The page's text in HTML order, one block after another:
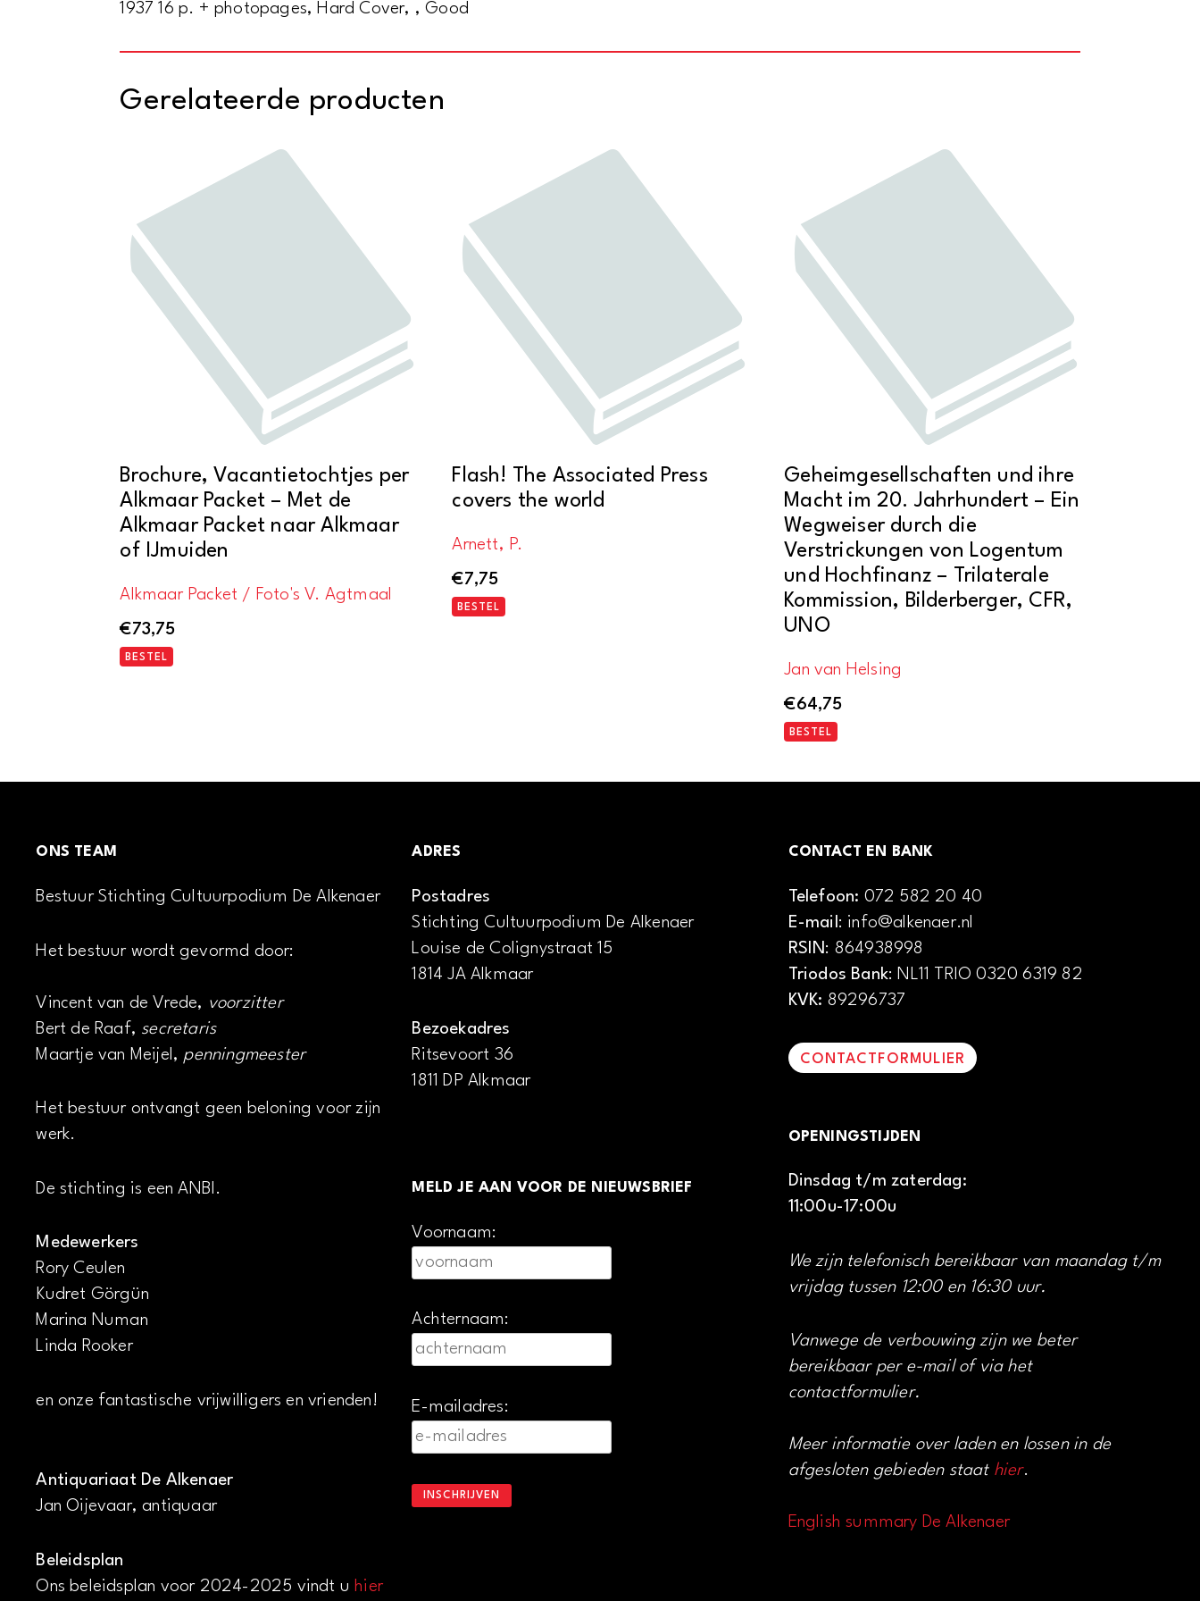
1937 16 p. + photopages, Hard Cover, , Good
Gerelateerde producten
Brochure, Vacantietochtjes per
Alkmaar Packet – Met de
Alkmaar Packet naar Alkmaar
of IJmuiden
Alkmaar Packet / Foto's V. Agtmaal
€73,75
BESTEL
Flash! The Associated Press
covers the world
Arnett, P.
€7,75
BESTEL
Geheimgesellschaften und ihre
Macht im 20. Jahrhundert – Ein
Wegweiser durch die
Verstrickungen von Logentum
und Hochfinanz – Trilaterale
Kommission, Bilderberger, CFR,
UNO
Jan van Helsing
€64,75
BESTEL
ONS TEAM
Bestuur Stichting Cultuurpodium De Alkenaer
Het bestuur wordt gevormd door:
Vincent van de Vrede, voorzitter
Bert de Raaf, secretaris
Maartje van Meijel, penningmeester
Het bestuur ontvangt geen beloning voor zijn
werk.
De stichting is een ANBI.
Medewerkers
Rory Ceulen
Kudret Görgün
Marina Numan
Linda Rooker
en onze fantastische vrijwilligers en vrienden!
Antiquariaat De Alkenaer
Jan Oijevaar, antiquaar
Beleidsplan
Ons beleidsplan voor 2024-2025 vindt u hier
ADRES
Postadres
Stichting Cultuurpodium De Alkenaer
Louise de Colignystraat 15
1814 JA Alkmaar
Bezoekadres
Ritsevoort 36
1811 DP Alkmaar
MELD JE AAN VOOR DE NIEUWSBRIEF
Voornaam:
Achternaam:
E-mailadres:
CONTACT EN BANK
Telefoon: 072 582 20 40
E-mail: info@alkenaer.nl
RSIN: 864938998
Triodos Bank: NL11 TRIO 0320 6319 82
KVK: 89296737
CONTACTFORMULIER
OPENINGSTIJDEN
Dinsdag t/m zaterdag:
11:00u-17:00u
We zijn telefonisch bereikbaar van maandag t/m
vrijdag tussen 12:00 en 16:30 uur.
Vanwege de verbouwing zijn we beter
bereikbaar per e-mail of via het
contactformulier.
Meer informatie over laden en lossen in de
afgesloten gebieden staat hier.
English summary De Alkenaer